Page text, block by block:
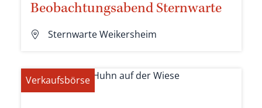
Beobachtungsabend Sternwarte
Sternwarte Weikersheim
Verkaufsbörse